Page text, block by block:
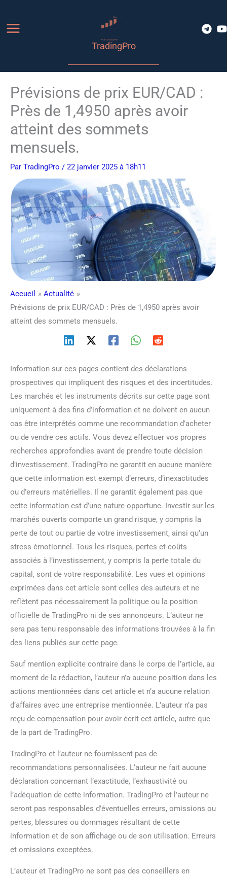
contenu
TradingPro
Prévisions de prix EUR/CAD :
Près de 1,4950 après avoir
atteint des sommets
mensuels.
Par TradingPro / 22 janvier 2025 à 18h11
Accueil
Actualité
Prévisions de prix EUR/CAD : Près de 1,4950 après avoir
atteint des sommets mensuels.
Information sur ces pages contient des déclarations
prospectives qui impliquent des risques et des incertitudes.
Les marchés et les instruments décrits sur cette page sont
uniquement à des fins d’information et ne doivent en aucun
cas être interprétés comme une recommandation d’acheter
ou de vendre ces actifs. Vous devez effectuer vos propres
recherches approfondies avant de prendre toute décision
d’investissement. TradingPro ne garantit en aucune manière
que cette information est exempt d’erreurs, d’inexactitudes
ou d’erreurs matérielles. Il ne garantit également pas que
cette information est d’une nature opportune. Investir sur les
marchés ouverts comporte un grand risque, y compris la
perte de tout ou partie de votre investissement, ainsi qu’un
stress émotionnel. Tous les risques, pertes et coûts
associés à l’investissement, y compris la perte totale du
capital, sont de votre responsabilité. Les vues et opinions
exprimées dans cet article sont celles des auteurs et ne
reflètent pas nécessairement la politique ou la position
officielle de TradingPro ni de ses annonceurs. L’auteur ne
sera pas tenu responsable des informations trouvées à la fin
des liens publiés sur cette page.
Sauf mention explicite contraire dans le corps de l’article, au
moment de la rédaction, l’auteur n’a aucune position dans les
actions mentionnées dans cet article et n’a aucune relation
d’affaires avec une entreprise mentionnée. L’auteur n’a pas
reçu de compensation pour avoir écrit cet article, autre que
de la part de TradingPro.
TradingPro et l’auteur ne fournissent pas de
recommandations personnalisées. L’auteur ne fait aucune
déclaration concernant l’exactitude, l’exhaustivité ou
l’adéquation de cette information. TradingPro et l’auteur ne
seront pas responsables d’éventuelles erreurs, omissions ou
pertes, blessures ou dommages résultant de cette
information et de son affichage ou de son utilisation. Erreurs
et omissions exceptées.
L’auteur et TradingPro ne sont pas des conseillers en